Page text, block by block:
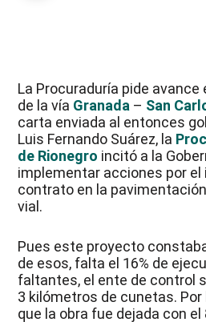
La Procuraduría pide
de la vía Granada – San
carta enviada al entonces
Luis Fernando Suárez, la
de Rionegro incitó a la
implementar acciones por el
contrato en la
vial.
Pues este proyecto
de esos, falta el 16% de
faltantes, el ente de control
3 kilómetros de cunetas. Por
que la obra fue dejada con el